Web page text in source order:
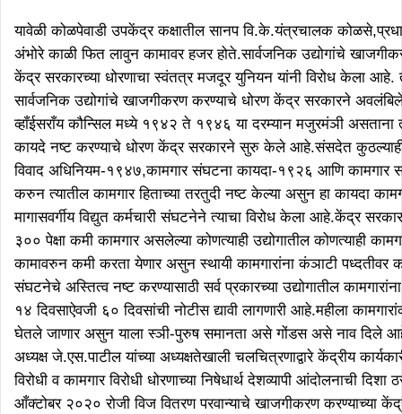
यावेळी कोळपेवाडी उपकेंद्र कक्षातील सानप वि.के.यंत्रचालक
अंभोरे काळी फित लावुन कामावर हजर होते.सार्वजनिक उद्योगांचे
केंद्र सरकारच्या धोरणाचा स्वंतत्र मजदूर युनियन यांनी विरोध केला
सार्वजनिक उद्योगांचे खाजगीकरण करण्याचे धोरण केंद्र सरकारने
व्हाँईसराँय कौन्सिल मध्ये १९४२ ते १९४६ या दरम्यान मजुरमंञी असताना
कायदे नष्ट करण्याचे धोरण केंद्र सरकारने सुरु केले आहे.संसदेत कुठल्याही
विवाद अधिनियम-१९४७,कामगार संघटना कायदा-१९२६ आणि कामगार
करुन त्यातील कामगार हिताच्या तरतुदी नष्ट केल्या असुन हा कायदा
मागासवर्गीय विद्युत कर्मचारी संघटनेने त्याचा विरोध केला आहे.केंद्र
३०० पेक्षा कमी कामगार असलेल्या कोणत्याही उद्योगातील कोणत्याही
कामावरुन कमी करता येणार असुन स्थायी कामगारांना कंञाटी
संघटनेचे अस्तित्व नष्ट करण्यासाठी सर्व प्रकारच्या उद्योगातील
१४ दिवसाऐवजी ६० दिवसांची नोटीस द्यावी लागणारी आहे.महीला
घेतले जाणार असुन याला स्ञी-पुरुष समानता असे गोंडस असे नाव दिले
अध्यक्ष जे.एस.पाटील यांच्या अध्यक्षतेखाली चलचित्रणाद्वारे केंद्रीय
विरोधी व कामगार विरोधी धोरणाच्या निषेधार्थ देशव्यापी आंदोलनाची
आँक्टोबर २०२० रोजी विज वितरण परवान्याचे खाजगीकरण करण्याच्या